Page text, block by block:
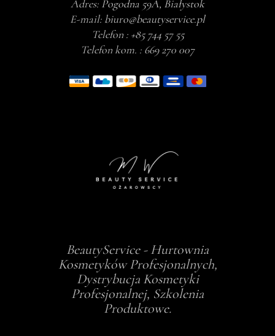
Adres: Pogodna 59A, Białystok
E-mail: biuro@beautyservice.pl
Telefon : +85 744 57 55
Telefon kom. : 669 270 007
BeautyService - Hurtownia
Kosmetyków Profesjonalnych,
Dystrybucja Kosmetyki
Profesjonalnej, Szkolenia
Produktowe.